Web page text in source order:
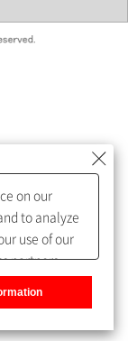
、技術情報や
。
on our
to analyze
use of our
partners,